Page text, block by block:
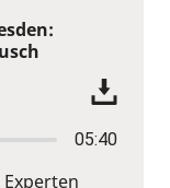
05:40
Experten